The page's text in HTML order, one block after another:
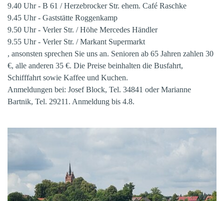
9.40 Uhr - B 61 / Herzebrocker Str. ehem. Café Raschke
9.45 Uhr - Gaststätte Roggenkamp
9.50 Uhr - Verler Str. / Höhe Mercedes Händler
9.55 Uhr - Verler Str. / Markant Supermarkt
, ansonsten sprechen Sie uns an. Senioren ab 65 Jahren zahlen 30
€, alle anderen 35 €. Die Preise beinhalten die Busfahrt,
Schifffahrt sowie Kaffee und Kuchen.
Anmeldungen bei: Josef Block, Tel. 34841 oder Marianne
Bartnik, Tel. 29211. Anmeldung bis 4.8.